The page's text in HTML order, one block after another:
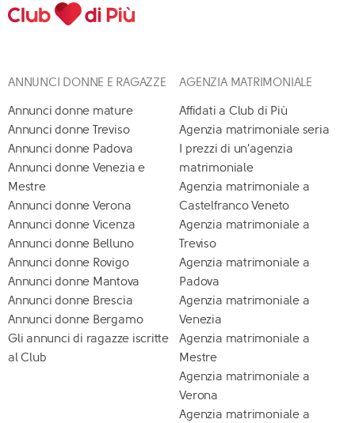
ANNUNCI DONNE E RAGAZZE
Annunci donne mature
Annunci donne Treviso
Annunci donne Padova
Annunci donne Venezia e
Mestre
Annunci donne Verona
Annunci donne Vicenza
Annunci donne Belluno
Annunci donne Rovigo
Annunci donne Mantova
Annunci donne Brescia
Annunci donne Bergamo
Gli annunci di ragazze iscritte
al Club
AGENZIA MATRIMONIALE
Affidati a Club di Più
Agenzia matrimoniale seria
I prezzi di un'agenzia
matrimoniale
Agenzia matrimoniale a
Castelfranco Veneto
Agenzia matrimoniale a
Treviso
Agenzia matrimoniale a
Padova
Agenzia matrimoniale a
Venezia
Agenzia matrimoniale a
Mestre
Agenzia matrimoniale a
Verona
Agenzia matrimoniale a